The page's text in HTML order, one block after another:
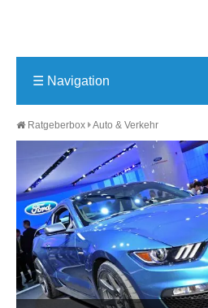
☰ Navigation
Ratgeberbox Auto & Verkehr